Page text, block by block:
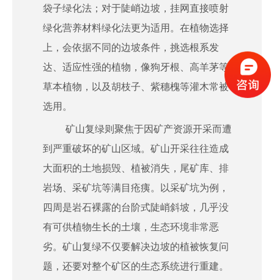
袋子绿化法；对于陡峭边坡，挂网直接喷射
绿化营养材料绿化法更为适用。在植物选择
上，会依据不同的边坡条件，挑选根系发
达、适应性强的植物，像狗牙根、高羊茅等
草本植物，以及胡枝子、紫穗槐等灌木常被
选用。
矿山复绿则聚焦于因矿产资源开采而遭
到严重破坏的矿山区域。矿山开采往往造成
大面积的土地损毁、植被消失，尾矿库、排
岩场、采矿坑等满目疮痍。以采矿坑为例，
四周是岩石裸露的台阶式陡峭斜坡，几乎没
有可供植物生长的土壤，生态环境非常恶
劣。矿山复绿不仅要解决边坡的植被恢复问
题，还要对整个矿区的生态系统进行重建。